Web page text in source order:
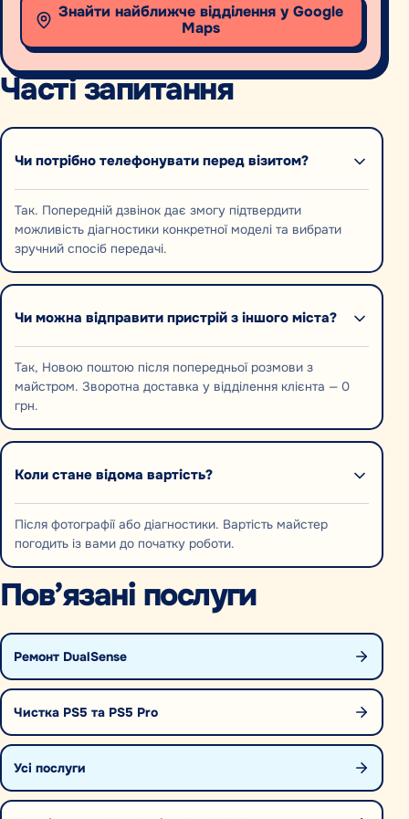
Знайти найближче відділення у Google
Maps
Часті запитання
Чи потрібно телефонувати перед візитом?
Так. Попередній дзвінок дає змогу підтвердити
можливість діагностики конкретної моделі та вибрати
зручний спосіб передачі.
Чи можна відправити пристрій з іншого міста?
Так, Новою поштою після попередньої розмови з
майстром. Зворотна доставка у відділення клієнта — 0
грн.
Коли стане відома вартість?
Після фотографії або діагностики. Вартість майстер
погодить із вами до початку роботи.
Пов’язані послуги
Ремонт DualSense
Чистка PS5 та PS5 Pro
Усі послуги